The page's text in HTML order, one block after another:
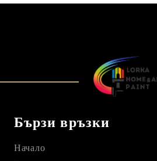
Бързи връзки
Начало